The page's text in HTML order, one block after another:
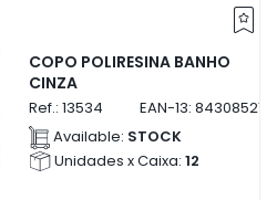
COPO POLIRESINA BANHO
CINZA
Ref.: 13534 EAN-13:
Available: STOCK
Unidades x Caixa: 12